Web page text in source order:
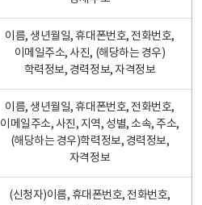
이름, 생년월일, 휴대폰번호, 전화번호,
이메일주소, 사진, (해당하는 경우)
학력정보, 경력정보, 자격정보
이름, 생년월일, 휴대폰번호, 전화번호,
이메일주소, 사진, 지역, 성별, 소속, 주소,
(해당하는 경우)학력정보, 경력정보,
자격정보
(신청자)이름, 휴대폰번호, 전화번호,